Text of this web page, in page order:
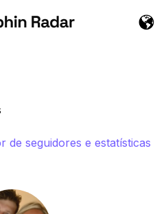
de seguidores e estatísticas